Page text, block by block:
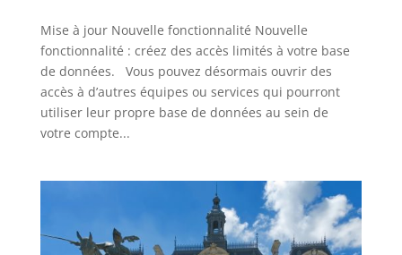
Mise à jour Nouvelle fonctionnalité Nouvelle
fonctionnalité : créez des accès limités à votre base
de données. Vous pouvez désormais ouvrir des
accès à d’autres équipes ou services qui pourront
utiliser leur propre base de données au sein de
votre compte...